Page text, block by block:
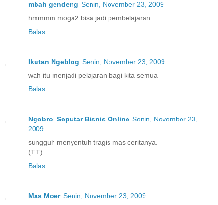
mbah gendeng Senin, November 23, 2009
hmmmm moga2 bisa jadi pembelajaran
Balas
Ikutan Ngeblog Senin, November 23, 2009
wah itu menjadi pelajaran bagi kita semua
Balas
Ngobrol Seputar Bisnis Online Senin, November 23,
2009
sungguh menyentuh tragis mas ceritanya.
(T.T)
Balas
Mas Moer Senin, November 23, 2009